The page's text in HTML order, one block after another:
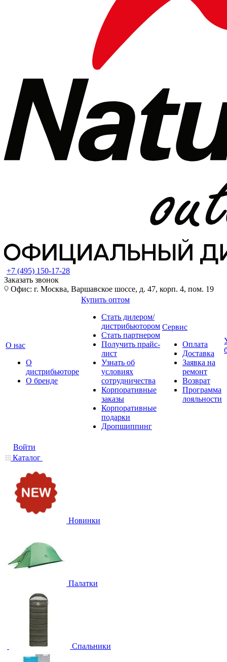
+7 (495) 150-17-28
Заказать звонок
Офис: г. Москва, Варшавское шоссе, д. 47, корп. 4, пом. 19
О нас
О
дистрибьюторе
О бренде
Купить оптом
Стать дилером/
дистрибьютором
Стать партнером
Получить прайс-
лист
Узнать об
условиях
сотрудничества
Корпоративные
заказы
Корпоративные
подарки
Дропшиппинг
Сервис
Оплата
Доставка
Заявка на
ремонт
Возврат
Программа
лояльности
Войти
Каталог
Новинки
Палатки
Спальники